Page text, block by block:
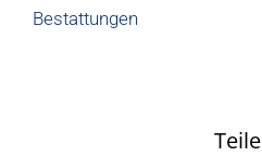
Bestattungen